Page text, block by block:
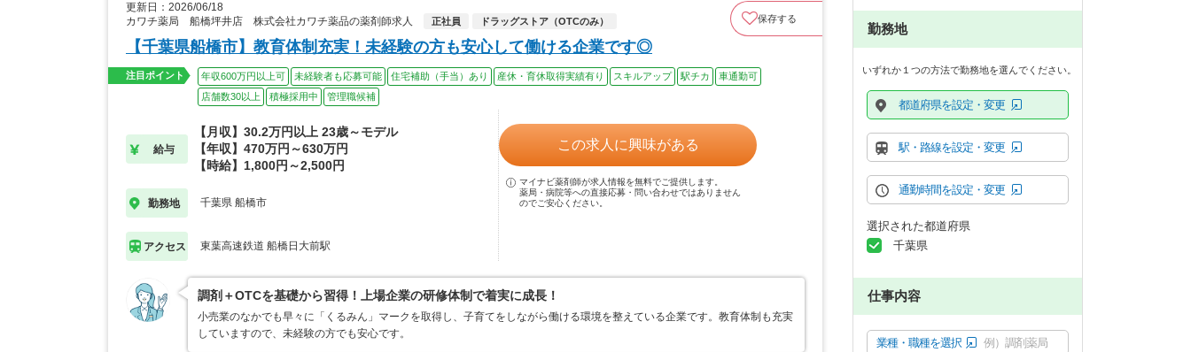
更新日：2026/06/18
カワチ薬局 船橋坪井店 株式会社カワチ薬品の薬剤師求人
正社員 ドラッグストア（OTCのみ） 保存する
【千葉県船橋市】教育体制充実！未経験の方も安心して働ける企業です◎
注目ポイント 年収600万円以上可 未経験者も応募可能 住宅補助（手当）あり 産休・育休取得実績有り スキルアップ 駅チカ
車通勤可
店舗数30以上
積極採用中 管理職候補
給与
【月収】30.2万円以上 23歳～モデル
【年収】470万円～630万円
【時給】1,800円～2,500円
勤務地 千葉県 船橋市
アクセス 東葉高速鉄道 船橋日大前駅
この求人に興味がある
マイナビ薬剤師が求人情報を無料でご提供します。
薬局・病院等への直接応募・問い合わせではありません
のでご安心ください。
調剤＋OTCを基礎から習得！上場企業の研修体制で着実に成長！
小売業のなかでも早々に「くるみん」マークを取得し、子育てをしながら働ける環境を整えている企業です。教育体制も充実
していますので、未経験の方でも安心です。
勤務地
いずれか１つの方法で勤務地を選んでください。
都道府県を設定・変更
駅・路線を設定・変更
通勤時間を設定・変更
選択された都道府県
千葉県
仕事内容
業種・職種を選択 例）調剤薬局